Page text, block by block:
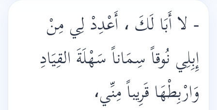
- لا أَبَا لَكَ ، أَعْدِدْ لِي مِنْ
إِبِلِي نُوقاً سِمَاناً سَهْلَةَ القِيَادِ
وَارْبِطْهَا قَرِيباً مِنِّي،